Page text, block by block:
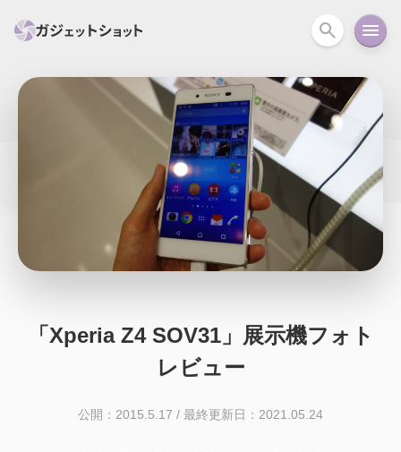
PC関連 カメラ ウェア
スマートホーム アクションカメラ カメラ
iPad Mac Android コラム
ニュース オーディオ 周辺機器
「Xperia Z4 SOV31」展示機フォト
レビュー
公開：2015.5.17 / 最終更新日：2021.05.24